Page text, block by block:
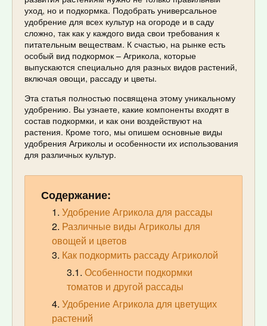
уход, но и подкормка. Подобрать универсальное
удобрение для всех культур на огороде и в саду
сложно, так как у каждого вида свои требования к
питательным веществам. К счастью, на рынке есть
особый вид подкормок – Агрикола, которые
выпускаются специально для разных видов растений,
включая овощи, рассаду и цветы.
Эта статья полностью посвящена этому уникальному
удобрению. Вы узнаете, какие компоненты входят в
состав подкормки, и как они воздействуют на
растения. Кроме того, мы опишем основные виды
удобрения Агриколы и особенности их использования
для различных культур.
Содержание:
Удобрение Агрикола для рассады
Различные виды Агриколы для
овощей и цветов
Как подкормить рассаду Агриколой
Особенности подкормки
томатов и другой рассады
Удобрение Агрикола для цветущих
растений